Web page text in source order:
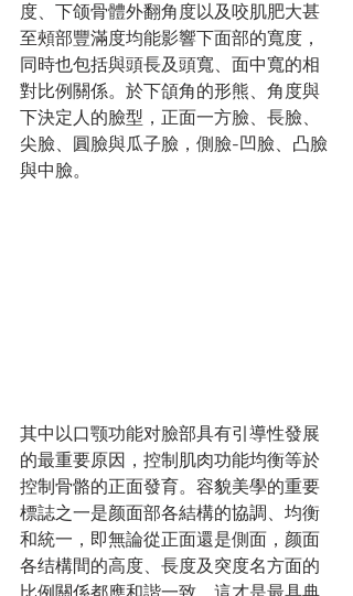
度、下颌骨體外翻角度以及咬肌肥大甚
至頰部豐滿度均能影響下面部的寬度，
同時也包括與頭長及頭寬、面中寬的相
對比例關係。於下頜角的形熊、角度與
下決定人的臉型，正面一方臉、長臉、
尖臉、圓臉與瓜子臉，側臉-凹臉、凸臉
與中臉。
其中以口颚功能对臉部具有引導性發展
的最重要原因，控制肌肉功能均衡等於
控制骨骼的正面發育。容貌美學的重要
標誌之一是颜面部各結構的協調、均衡
和統一，即無論從正面還是側面，颜面
各结構間的高度、長度及突度名方面的